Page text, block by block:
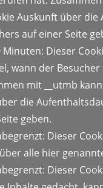
Auskunft über
auf einer Seite
Minuten: Dieser
wann der Besucher
mit __utmb
die
geben.
Dieser
alle hier
Dieser